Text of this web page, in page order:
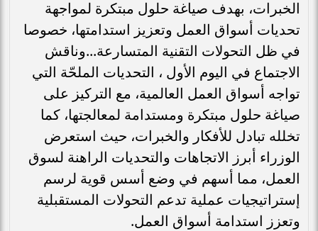
الخبرات، بهدف صياغة حلول مبتكرة لمواجهة
تحديات أسواق العمل وتعزيز استدامتها، خصوصا
في ظل التحولات التقنية المتسارعة...وناقش
الاجتماع في اليوم الأول ، التحديات الملحّة التي
تواجه أسواق العمل العالمية، مع التركيز على
صياغة حلول مبتكرة ومستدامة لمعالجتها، كما
تخلله تبادل للأفكار والخبرات، حيث استعرض
الوزراء أبرز الاتجاهات والتحديات الراهنة لسوق
العمل، مما أسهم في وضع أسس قوية لرسم
إستراتيجيات عملية تدعم التحولات المستقبلية
وتعزز استدامة أسواق العمل.